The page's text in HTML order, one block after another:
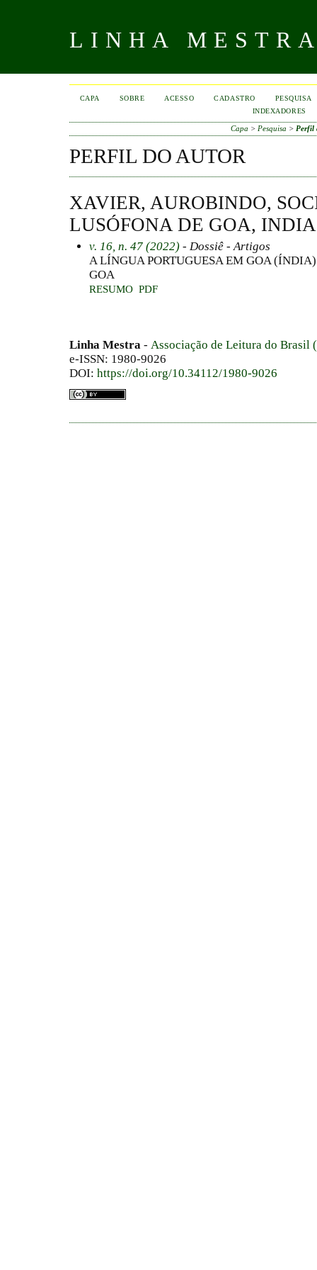
LINHA
CAPA SOBRE ACESSO CADASTRO
PESQUISA
INDEXADORES
Capa > Pesquisa > Perfil
PERFIL DO AUTOR
XAVIER, AUROBINDO,
LUSÓFONA DE GOA, INDIA
v. 16, n. 47 (2022) - Dossiê - Artigos
A LÍNGUA PORTUGUESA EM GOA
GOA
RESUMO PDF
Linha Mestra - Associação de Leitura do Brasil
e-ISSN: 1980-9026
DOI: https://doi.org/10.34112/1980-9026